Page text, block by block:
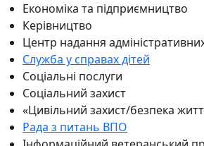
Економіка та підприємництво
Керівництво
Центр надання
Служба у справах дітей
Соціальні послуги
Соціальний захист
«Цивільний захист/безпека
Рада з питань ВПО